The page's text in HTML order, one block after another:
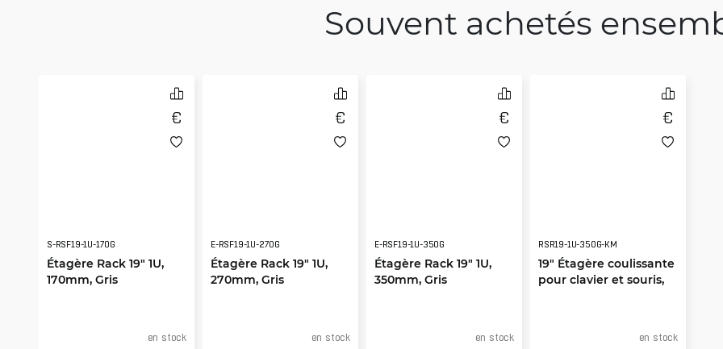
Souvent achetés
S-RSF19-1U-170G
Étagère Rack 19" 1U,
170mm, Gris
en stock
E-RSF19-1U-270G
Étagère Rack 19" 1U,
270mm, Gris
en stock
E-RSF19-1U-350G
Étagère Rack 19" 1U,
350mm, Gris
en stock
RSR19-1U-350G-KM
19" Étagère coulissante
pour clavier et souris,
en stock